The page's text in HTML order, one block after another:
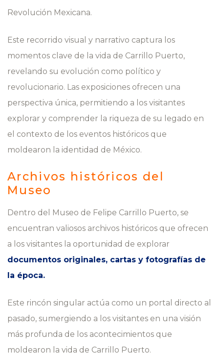
Revolución Mexicana.
Este recorrido visual y narrativo captura los
momentos clave de la vida de Carrillo Puerto,
revelando su evolución como político y
revolucionario. Las exposiciones ofrecen una
perspectiva única, permitiendo a los visitantes
explorar y comprender la riqueza de su legado en
el contexto de los eventos históricos que
moldearon la identidad de México.
Archivos históricos del
Museo
Dentro del Museo de Felipe Carrillo Puerto, se
encuentran valiosos archivos históricos que ofrecen
a los visitantes la oportunidad de explorar
documentos originales, cartas y fotografías de
la época.
Este rincón singular actúa como un portal directo al
pasado, sumergiendo a los visitantes en una visión
más profunda de los acontecimientos que
moldearon la vida de Carrillo Puerto.